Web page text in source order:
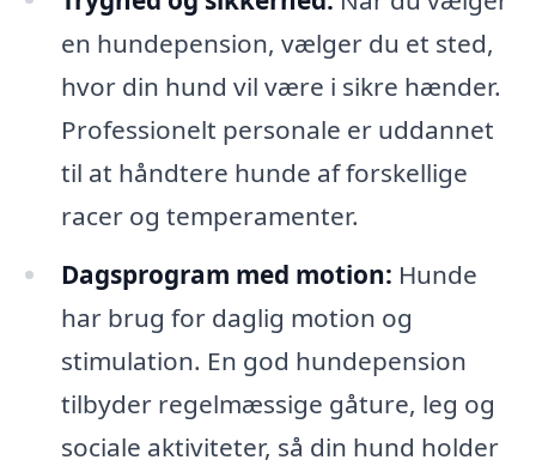
en hundepension, vælger du et sted,
hvor din hund vil være i sikre hænder.
Professionelt personale er uddannet
til at håndtere hunde af forskellige
racer og temperamenter.
Dagsprogram med motion: Hunde
har brug for daglig motion og
stimulation. En god hundepension
tilbyder regelmæssige gåture, leg og
sociale aktiviteter, så din hund holder